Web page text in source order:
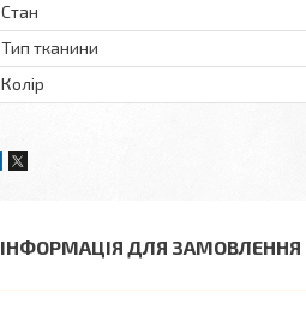
Стан
Тип тканини
Колір
ІНФОРМАЦІЯ ДЛЯ ЗАМОВЛЕННЯ